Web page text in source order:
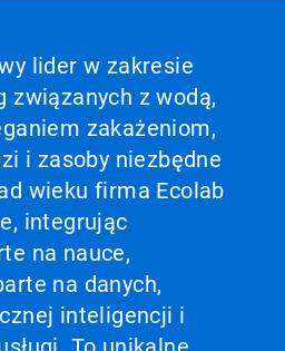
lider w zakresie
związanych z wodą,
zakażeniom,
i zasoby niezbędne
wieku firma Ecolab
integrując
na nauce,
na danych,
inteligencji i